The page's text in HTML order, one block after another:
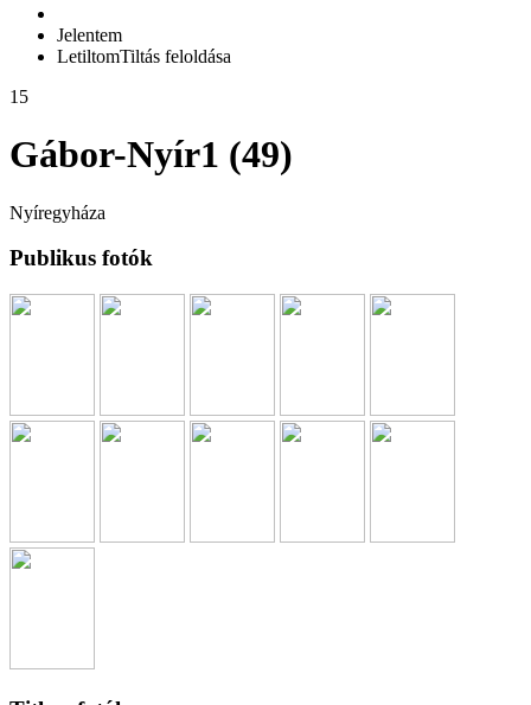
Jelentem
LetiltomTiltás feloldása
15
Gábor-Nyír1 (49)
Nyíregyháza
Publikus fotók